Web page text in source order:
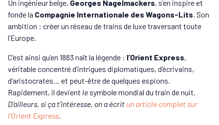
Un ingénieur belge, Georges Nagelmackers, s’en inspire et
fonde la Compagnie Internationale des Wagons-Lits . Son
ambition : créer un réseau de trains de luxe traversant toute
l’Europe.
C’est ainsi qu’en 1883 naît la légende : l’Orient Express,
véritable concentré d’intrigues diplomatiques, d’écrivains,
d’aristocrates… et peut-être de quelques espions.
Rapidement, il devient le symbole mondial du train de nuit.
D’ailleurs, si ça t’intéresse, on a écrit un article complet sur
l’Orient Express